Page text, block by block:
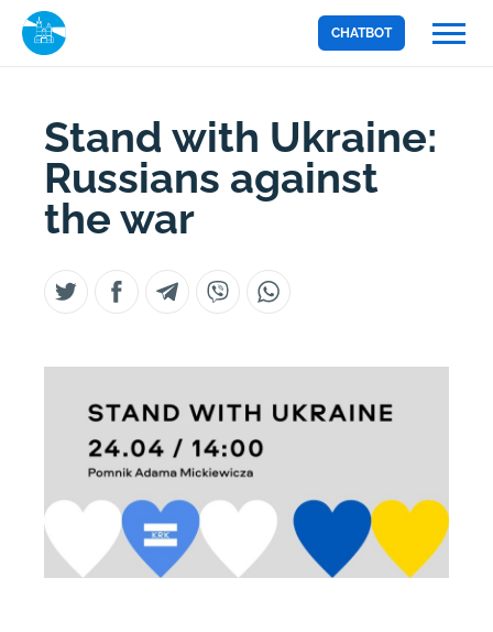
CHATBOT
Stand with Ukraine:
Russians against
the war